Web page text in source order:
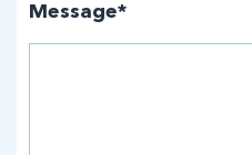
Message*